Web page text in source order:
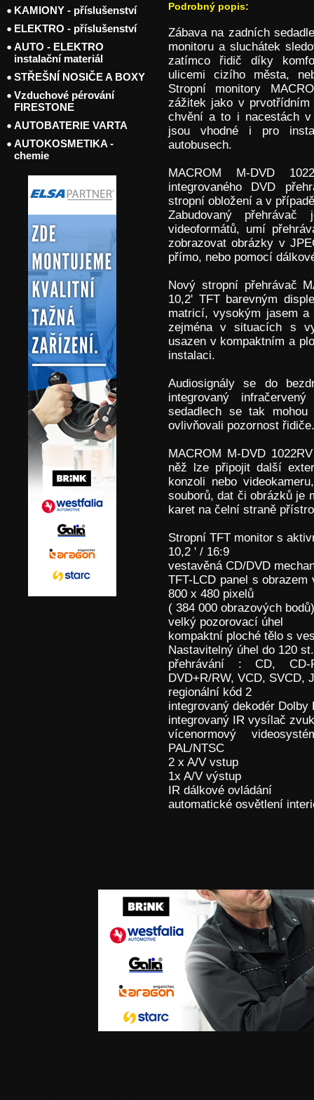
Podrobný popis:
Zábava na zadních
monitoru a sluchátek
zatímco řidič díky
ulicemi cizího města,
Stropní monitory
zážitek jako v
chvění a to i nacestách v
jsou vhodné i pro
autobusech.
MACROM M-DVD
integrovaného DVD
stropní obložení a v
Zabudovaný
videoformátů, umí
zobrazovat obrázky v
přímo, nebo pomocí
Nový stropní přehrávač
10,2' TFT barevným
matricí, vysokým jasem
zejména v situacích s
usazen v kompaktním a
instalaci.
Audiosignály se do
integrovaný
sedadlech se tak
ovlivňovali pozornost řidiče.
MACROM M-DVD
něž lze připojit další
konzoli nebo
souborů, dat či obrázků je
karet na čelní straně
Stropní TFT monitor s
10,2 ' / 16:9
vestavěná CD/DVD
TFT-LCD panel s
800 x 480 pixelů
( 384 000 obrazových bodů)
velký pozorovací úhel
kompaktní ploché tělo s
Nastavitelný úhel do 120 st.
přehrávání : CD, CD-
DVD+R/RW, VCD, SVCD,
regionální kód 2
integrovaný dekodér Dolby
integrovaný IR vysílač
vícenormový
PAL/NTSC
2 x A/V vstup
1x A/V výstup
IR dálkové ovládání
automatické osvětlení
KAMIONY - příslušenství
ELEKTRO - příslušenství
AUTO - ELEKTRO
instalační materiál
STŘEŠNÍ NOSIČE A BOXY
Vzduchové pérování
FIRESTONE
AUTOBATERIE VARTA
AUTOKOSMETIKA -
chemie